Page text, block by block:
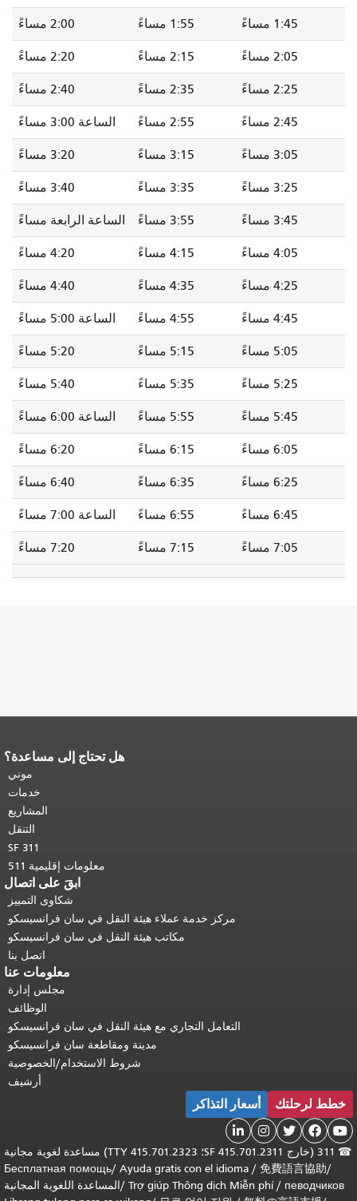
1:45 مساءً 1:55 مساءً 2:00 مساءً
2:05 مساءً 2:15 مساءً 2:20 مساءً
2:25 مساءً 2:35 مساءً 2:40 مساءً
2:45 مساءً 2:55 مساءً الساعة 3:00 مساءً
3:05 مساءً 3:15 مساءً 3:20 مساءً
3:25 مساءً 3:35 مساءً 3:40 مساءً
3:45 مساءً 3:55 مساءً الساعة الرابعة مساءً
4:05 مساءً 4:15 مساءً 4:20 مساءً
4:25 مساءً 4:35 مساءً 4:40 مساءً
4:45 مساءً 4:55 مساءً الساعة 5:00 مساءً
5:05 مساءً 5:15 مساءً 5:20 مساءً
5:25 مساءً 5:35 مساءً 5:40 مساءً
5:45 مساءً 5:55 مساءً الساعة 6:00 مساءً
6:05 مساءً 6:15 مساءً 6:20 مساءً
6:25 مساءً 6:35 مساءً 6:40 مساءً
6:45 مساءً 6:55 مساءً الساعة 7:00 مساءً
7:05 مساءً 7:15 مساءً 7:20 مساءً
هل تحتاج إلى مساعدة؟
موني
خدمات
المشاريع
التنقل
SF 311
معلومات إقليمية 511
ابقَ على اتصال
شكاوى التمييز
مركز خدمة عملاء هيئة النقل في سان فرانسيسكو
مكاتب هيئة النقل في سان فرانسيسكو
اتصل بنا
معلومات عنا
مجلس إدارة
الوظائف
التعامل التجاري مع هيئة النقل في سان فرانسيسكو
مدينة ومقاطعة سان فرانسيسكو
شروط الاستخدام/الخصوصية
أرشيف
خطط لرحلتك أسعار التذاكر





☎
311 (خارج SF 415.701.2311؛ TTY 415.701.2323) مساعدة لغوية مجانية
/
免費語言協助
/
Ayuda gratis con el idioma
/
Бесплатная помощь
певодчиков
/
Trợ giúp Thông dịch Miễn phí
/المساعدة اللغوية المجانية